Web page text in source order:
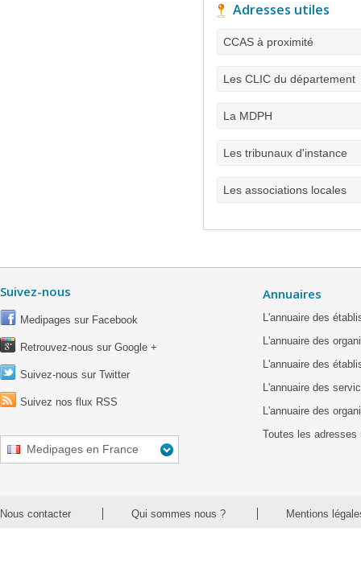
Adresses utiles
CCAS à proximité
Les CLIC du département
La MDPH
Les tribunaux d'instance
Les associations locales
Suivez-nous
Medipages sur Facebook
Retrouvez-nous sur Google +
Suivez-nous sur Twitter
Suivez nos flux RSS
Medipages en France
Annuaires
L'annuaire des
L'annuaire des
L'annuaire des
L'annuaire des
L'annuaire des
Toutes les adresses
Nous contacter Qui sommes nous ? Mentions